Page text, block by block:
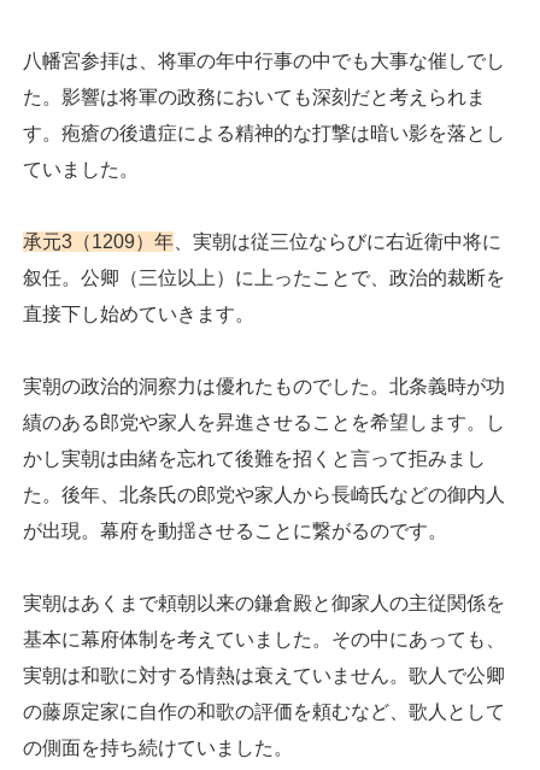
八幡宮参拝は、将軍の年中行事の中でも大事な催しでし
た。影響は将軍の政務においても深刻だと考えられま
す。疱瘡の後遺症による精神的な打撃は暗い影を落とし
ていました。
承元3（1209）年 、実朝は従三位ならびに右近衛中将に
叙任。公卿（三位以上）に上ったことで、政治的裁断を
直接下し始めていきます。
実朝の政治的洞察力は優れたものでした。北条義時が功
績のある郎党や家人を昇進させることを希望します。し
かし実朝は由緒を忘れて後難を招くと言って拒みまし
た。後年、北条氏の郎党や家人から長崎氏などの御内人
が出現。幕府を動揺させることに繋がるのです。
実朝はあくまで頼朝以来の鎌倉殿と御家人の主従関係を
基本に幕府体制を考えていました。その中にあっても、
実朝は和歌に対する情熱は衰えていません。歌人で公卿
の藤原定家に自作の和歌の評価を頼むなど、歌人として
の側面を持ち続けていました。